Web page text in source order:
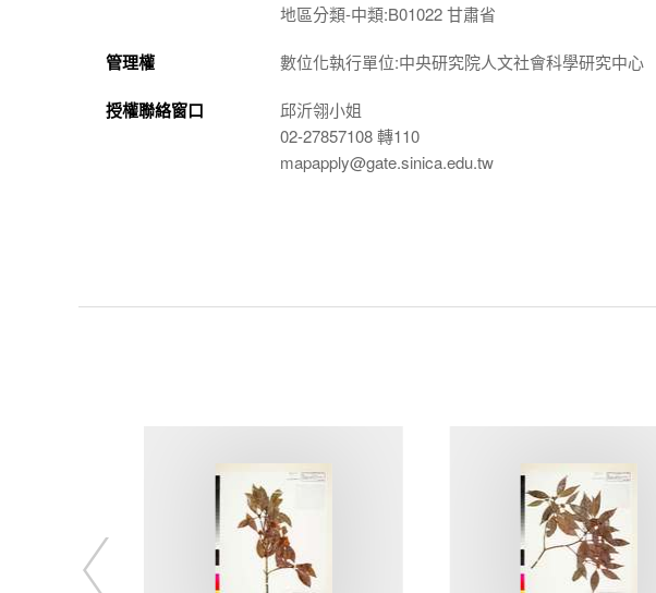
地區分類-中類:B01022 甘肅省
管理權 數位化執行單位:中央研究院人文社會科學研究中心
授權聯絡窗口
邱沂翎小姐
02-27857108 轉110
mapapply@gate.sinica.edu.tw